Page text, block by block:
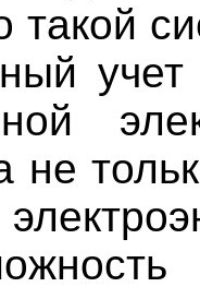
такой
не